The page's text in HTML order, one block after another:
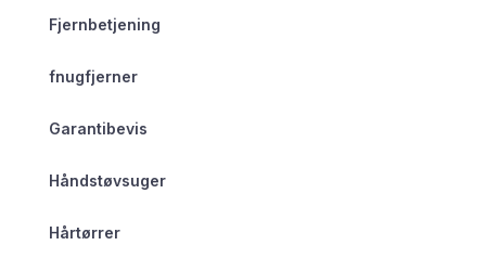
Fjernbetjening
fnugfjerner
Garantibevis
Håndstøvsuger
Hårtørrer